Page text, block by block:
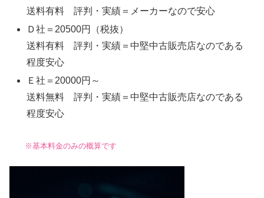
送料有料 評判・実績＝メーカーなので安心
Ｄ社＝20500円（税抜）
送料有料 評判・実績＝中堅中古販売店なのである
程度安心
Ｅ社＝20000円～
送料無料 評判・実績＝中堅中古販売店なのである
程度安心
※基本料金のみの概算です